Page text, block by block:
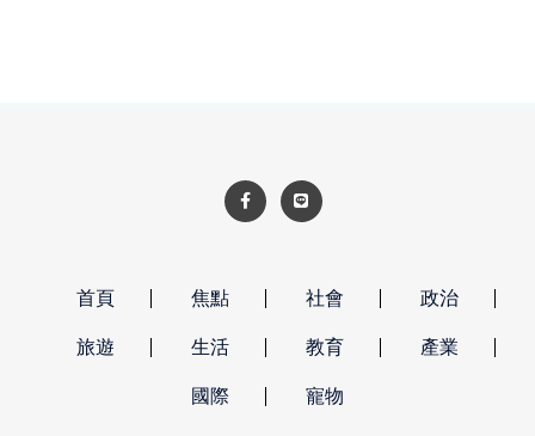
首頁 焦點 社會 政治
旅遊 生活 教育 產業
國際 寵物